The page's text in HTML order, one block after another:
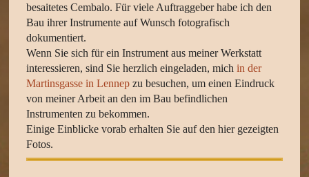
besaitetes Cembalo. Für viele Auftraggeber habe ich den
Bau ihrer Instrumente auf Wunsch fotografisch
dokumentiert.
Wenn Sie sich für ein Instrument aus meiner Werkstatt
interessieren, sind Sie herzlich eingeladen, michin der
Martinsgasse in Lennep zu besuchen, um einen Eindruck
von meiner Arbeit an den im Bau befindlichen
Instrumenten zu bekommen.
Einige Einblicke vorab erhalten Sie auf den hier gezeigten
Fotos.